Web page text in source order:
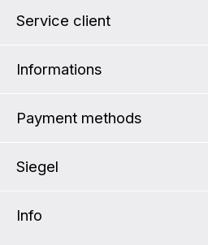
Service client
Informations
Payment methods
Siegel
Info